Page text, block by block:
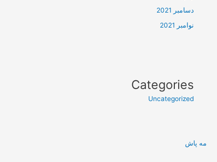
دسامبر 2021
نوامبر 2021
Categories
Uncategorized
مه پاش